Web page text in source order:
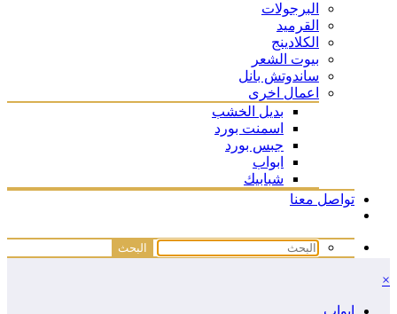
البرجولات
القرميد
الكلادينج
بيوت الشعر
ساندوتش بانل
اعمال اخرى
بديل الخشب
اسمنت بورد
جبس بورد
ابواب
شبابيك
تواصل معنا
×
ابواب